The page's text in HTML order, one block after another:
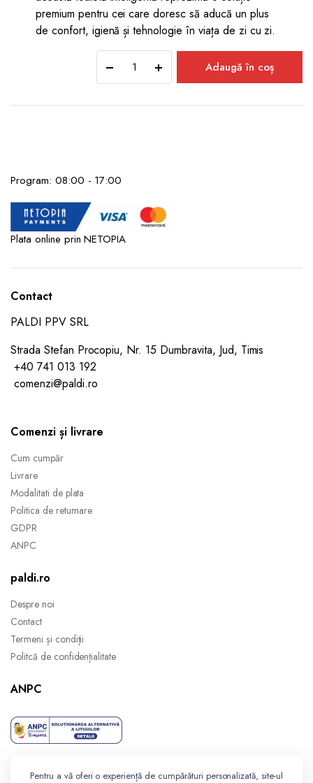
premium pentru cei care doresc să aducă un plus
de confort, igienă și tehnologie în viața de zi cu zi.
WC
suspendat
OHIO
-
(2box)
quantity
Adaugă în coș
Program: 08:00 - 17:00
Plata online prin NETOPIA
Contact
PALDI PPV SRL
Strada Stefan Procopiu, Nr. 15 Dumbravita, Jud, Timis
+40 741 013 192
comenzi@paldi.ro
Comenzi și livrare
Cum cumpăr
Livrare
Modalitati de plata
Politica de returnare
GDPR
ANPC
paldi.ro
Despre noi
Contact
Termeni și condiții
Politcă de confidențialitate
ANPC
Pentru a vă oferi o experiență de cumpărături personalizată, site-ul